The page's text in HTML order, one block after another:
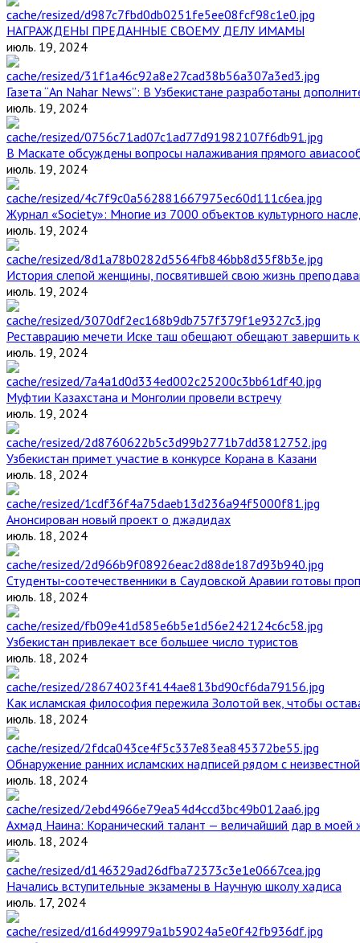
НАГРАЖДЕНЫ ПРЕДАННЫЕ СВОЕМУ ДЕЛУ ИМАМЫ
июль. 19, 2024
Газета “An Nahar News”: В Узбекистане разработаны
июль. 19, 2024
В Маскате обсуждены вопросы налаживания прямого
июль. 19, 2024
Журнал «Society»: Многие из 7000 объектов культурного
июль. 19, 2024
История слепой женщины, посвятившей свою жизнь
июль. 19, 2024
Реставрацию мечети Иске таш обещают обещают завершить к
июль. 19, 2024
Муфтии Казахстана и Монголии провели встречу
июль. 19, 2024
Узбекистан примет участие в конкурсе Корана в Казани
июль. 18, 2024
Анонсирован новый проект о джадидах
июль. 18, 2024
Студенты-соотечественники в Саудовской Аравии готовы
июль. 18, 2024
Узбекистан привлекает все большее число туристов
июль. 18, 2024
Как исламская философия пережила Золотой век, чтобы
июль. 18, 2024
Обнаружение ранних исламских надписей рядом с
июль. 18, 2024
Ахмад Наина: Коранический талант — величайший дар в моей
июль. 18, 2024
Начались вступительные экзамены в Научную школу хадиса
июль. 17, 2024